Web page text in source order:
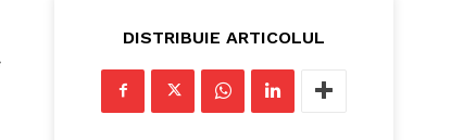
DISTRIBUIE ARTICOLUL